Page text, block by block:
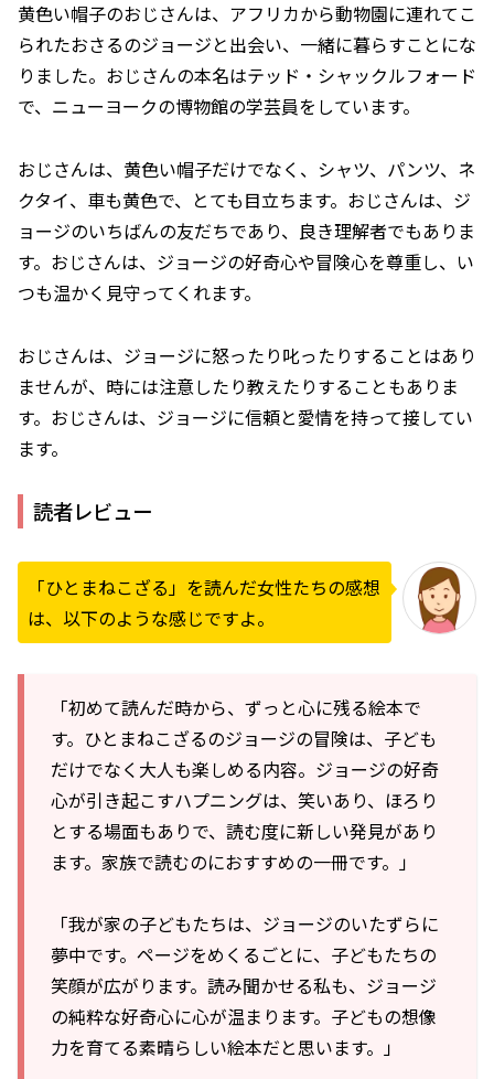
黄色い帽子のおじさんは、アフリカから動物園に連れてこ
られたおさるのジョージと出会い、一緒に暮らすことにな
りました。おじさんの本名はテッド・シャックルフォード
で、ニューヨークの博物館の学芸員をしています。
おじさんは、黄色い帽子だけでなく、シャツ、パンツ、ネ
クタイ、車も黄色で、とても目立ちます。おじさんは、ジ
ョージのいちばんの友だちであり、良き理解者でもありま
す。おじさんは、ジョージの好奇心や冒険心を尊重し、い
つも温かく見守ってくれます。
おじさんは、ジョージに怒ったり叱ったりすることはあり
ませんが、時には注意したり教えたりすることもありま
す。おじさんは、ジョージに信頼と愛情を持って接してい
ます。
読者レビュー
「ひとまねこざる」を読んだ女性たちの感想
は、以下のような感じですよ。
「初めて読んだ時から、ずっと心に残る絵本で
す。ひとまねこざるのジョージの冒険は、子ども
だけでなく大人も楽しめる内容。ジョージの好奇
心が引き起こすハプニングは、笑いあり、ほろり
とする場面もありで、読む度に新しい発見があり
ます。家族で読むのにおすすめの一冊です。」
「我が家の子どもたちは、ジョージのいたずらに
夢中です。ページをめくるごとに、子どもたちの
笑顔が広がります。読み聞かせる私も、ジョージ
の純粋な好奇心に心が温まります。子どもの想像
力を育てる素晴らしい絵本だと思います。」